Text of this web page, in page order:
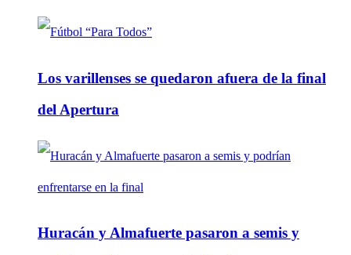
Los varillenses se quedaron afuera de la final
del Apertura
Huracán y Almafuerte pasaron a semis y